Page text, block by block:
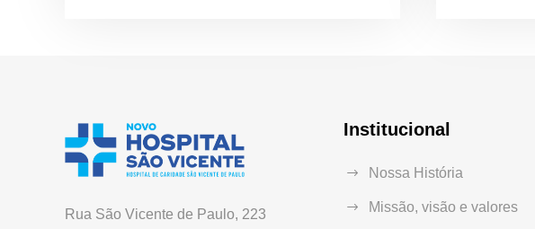
Rua São Vicente de Paulo, 223
Institucional
Nossa História
Missão, visão e valores